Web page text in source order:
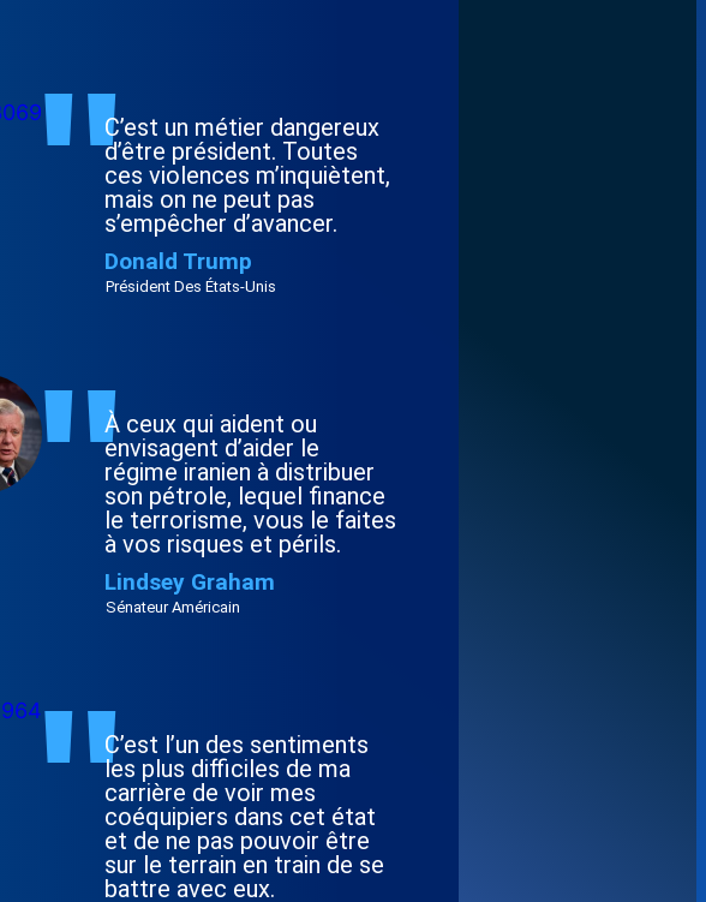
"C’est un métier dangereux
d’être président. Toutes
ces violences m’inquiètent,
mais on ne peut pas
s’empêcher d’avancer.
Donald Trump
Président Des États-Unis
"À ceux qui aident ou
envisagent d’aider le
régime iranien à distribuer
son pétrole, lequel finance
le terrorisme, vous le faites
à vos risques et périls.
Lindsey Graham
Sénateur Américain
"C’est l’un des sentiments
les plus difficiles de ma
carrière de voir mes
coéquipiers dans cet état
et de ne pas pouvoir être
sur le terrain en train de se
battre avec eux.